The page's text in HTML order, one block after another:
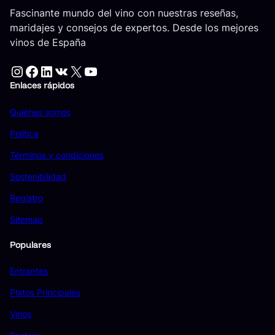
Fascinante mundo del vino con nuestras reseñas,
maridajes y consejos de expertos. Desde los mejores
vinos de España
Instagram Facebook LinkedIn VK X YouTube
Enlaces rápidos
Quiénes somos
Política
Términos y condiciones
Sostenibilidad
Registro
Sitemap
Populares
Entrantes
Platos Principales
Vinos